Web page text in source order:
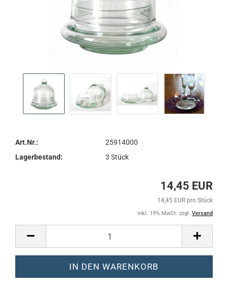
Art.Nr.:
25914000
Lagerbestand:
3 Stück
14,45 EUR
14,45 EUR pro Stück
inkl. 19% MwSt. zzgl. Versand